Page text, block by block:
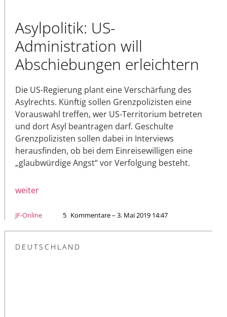
Asylpolitik: US-
Administration will
Abschiebungen erleichtern
Die US-Regierung plant eine Verschärfung des
Asylrechts. Künftig sollen Grenzpolizisten eine
Vorauswahl treffen, wer US-Territorium betreten
und dort Asyl beantragen darf. Geschulte
Grenzpolizisten sollen dabei in Interviews
herausfinden, ob bei dem Einreisewilligen eine
„glaubwürdige Angst“ vor Verfolgung besteht.
weiter
JF-Online 5 Kommentare – 3. Mai 2019 14:47
DEUTSCHLAND